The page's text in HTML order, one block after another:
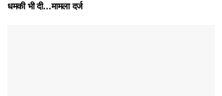
धमकी भी दी…मामला दर्ज